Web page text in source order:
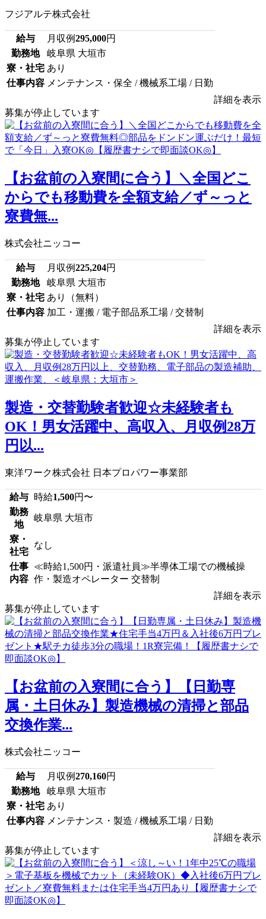
フジアルテ株式会社
給与 月収例295,000円
勤務地
岐阜県 大垣市
寮・社宅 あり
仕事内容 メンテナンス・保全 / 機械系工場 / 日勤
詳細を表示
募集が停止しています
【お盆前の入寮間に合う】＼全国どこ
からでも移動費を全額支給／ず～っと
寮費無...
株式会社ニッコー
給与 月収例225,204円
勤務地
岐阜県 大垣市
寮・社宅 あり（無料）
仕事内容 加工・運搬 / 電子部品系工場 / 交替制
詳細を表示
募集が停止しています
製造・交替勤験者歓迎☆未経験者も
OK！男女活躍中、高収入、月収例28万
円以...
東洋ワーク株式会社 日本プロパワー事業部
給与 時給1,500円〜
勤務
地
岐阜県 大垣市
寮・
社宅
なし
仕事
内容
≪時給1,500円・派遣社員≫半導体工場での機械操
作・製造オペレーター 交替制
詳細を表示
募集が停止しています
【お盆前の入寮間に合う】【日勤専
属・土日休み】製造機械の清掃と部品
交換作業...
株式会社ニッコー
給与 月収例270,160円
勤務地
岐阜県 大垣市
寮・社宅 あり
仕事内容 メンテナンス・製造 / 機械系工場 / 日勤
詳細を表示
募集が停止しています